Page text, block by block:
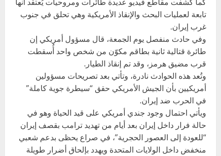
تابعة لعمليات البحث والإنقاذ الأمريكية وهي تحلق في جنوب
غرب إيران.
وفي حادث منفصل يوم الجمعة، قال مسؤول أمريكي إن
طائرة قتالية ثانية بطاقم مكوّن من شخص واحد أُسقطت
قرب مضيق هرمز، وقد تم إنقاذ الطيار.
وتُعد هذه الحوادث نادرة، وتأتي بعد تصريحات مسؤولين
أمريكيين بأن الجيش الأمريكي حقق “سيطرة جوية كاملة”
في الحرب ضد إيران.
ويأتي احتمال وجود جندي أمريكي على قيد الحياة وهو في
حالة فرار داخل إيران بعد أيام من تهديد ترامب بقصف إيران
“للعودة إلى العصور الحجرية”، في صراع يحظى بدعم شعبي
منخفض داخل الولايات المتحدة ويهدد بإلحاق أضرار طويلة